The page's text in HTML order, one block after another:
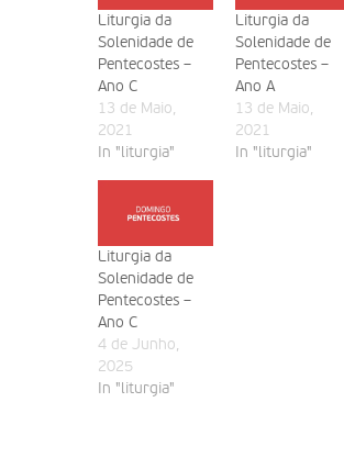
Liturgia da
Solenidade de
Pentecostes –
Ano C
13 de Maio,
2021
In "liturgia"
Liturgia da
Solenidade de
Pentecostes –
Ano A
13 de Maio,
2021
In "liturgia"
Liturgia da
Solenidade de
Pentecostes –
Ano C
4 de Junho,
2025
In "liturgia"